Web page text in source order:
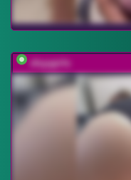
shyygirls